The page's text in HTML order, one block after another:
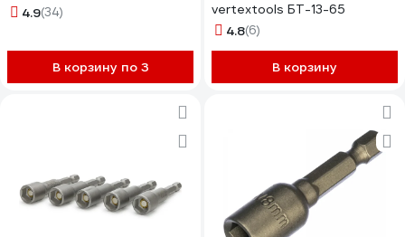
4.9(34)
В корзину по 3
vertextools БТ-13-65
4.8(6)
В корзину